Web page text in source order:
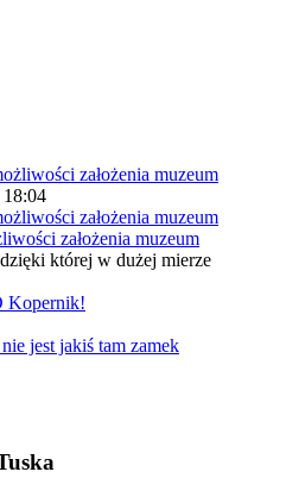
18:04
założenia muzeum
której w dużej mierze
Kopernik!
jest jakiś tam zamek